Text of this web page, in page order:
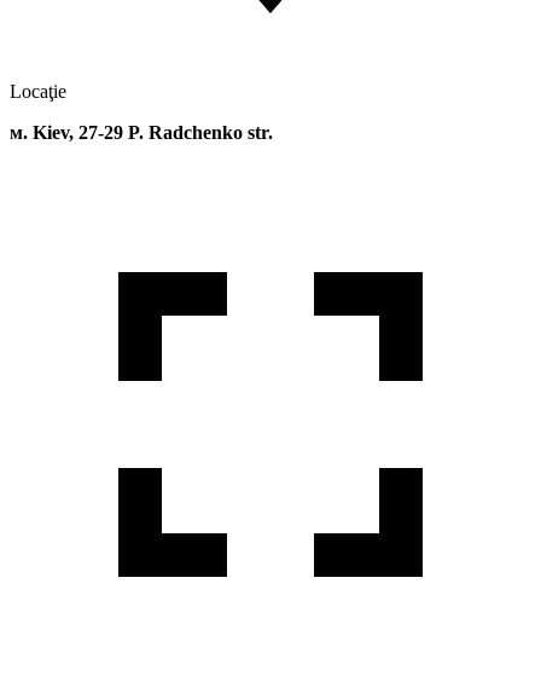
Locaţie
м. Kiev, 27-29 P. Radchenko str.